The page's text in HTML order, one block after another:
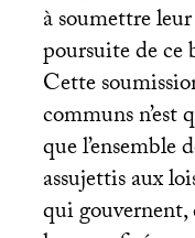
à soumettre
poursuite de ce
Cette
communs n’est
que l’ensemble
assujettis aux
qui